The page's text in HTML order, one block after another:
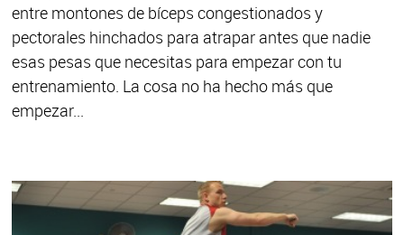
entre montones de bíceps congestionados y
pectorales hinchados para atrapar antes que nadie
esas pesas que necesitas para empezar con tu
entrenamiento. La cosa no ha hecho más que
empezar...